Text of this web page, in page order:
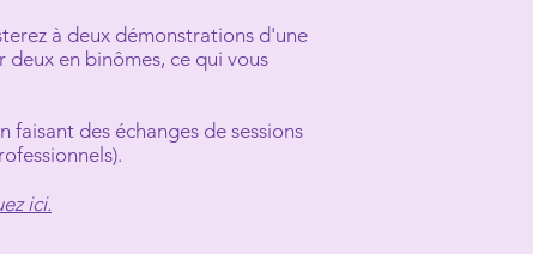
à deux démonstrations d'une
en binômes, ce qui vous
des échanges de sessions
ici.